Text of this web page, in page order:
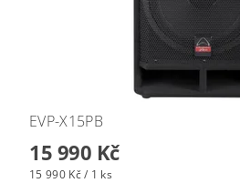
EVP-X15PB
15 990 Kč
15 990 Kč / 1 ks